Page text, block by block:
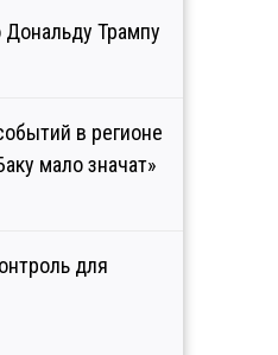
Трампу
в регионе
мало значат»
для